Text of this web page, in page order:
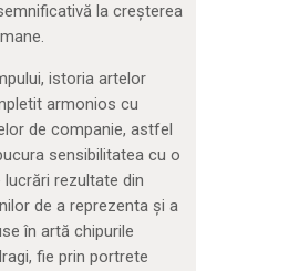
la creșterea
istoria artelor
armonios cu
de companie, astfel
sensibilitatea cu o
rezultate din
de a reprezenta și a
în artă chipurile
fie prin portrete